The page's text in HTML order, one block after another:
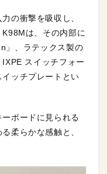
の衝撃を吸収し、
は、その内部に
」、ラテックス製の
スイッチフォー
ッチプレートとい
ボードに見られる
柔らかな感触と、